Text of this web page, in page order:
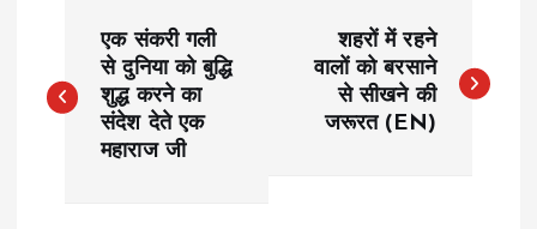
o
एक संकरी गली
से दुनिया को बुद्धि
शुद्ध करने का
संदेश देते एक
महाराज जी
शहरों में रहने
वालों को बरसाने
से सीखने की
जरूरत (EN)